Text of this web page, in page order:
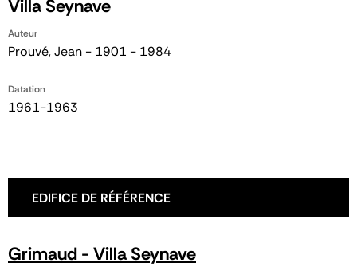
Villa Seynave
Auteur
Prouvé, Jean - 1901 - 1984
Datation
1961-1963
EDIFICE DE RÉFÉRENCE
Grimaud - Villa Seynave